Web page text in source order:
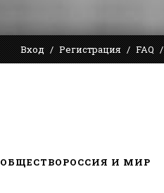
Вход Регистрация FAQ
ОБЩЕСТВОРОССИЯ И МИР